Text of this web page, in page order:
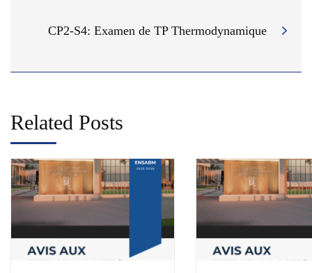
CP2-S4: Examen de TP Thermodynamique
Related Posts